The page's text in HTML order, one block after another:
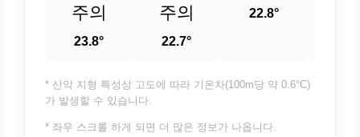
주의
23.8°
주의
22.7°
22.8°
* 산악 지형 특성상 고도에 따라 기온차(100m당 약 0.6°C)
가 발생할 수 있습니다.
* 좌우 스크롤 하게 되면 더 많은 정보가 나옵니다.